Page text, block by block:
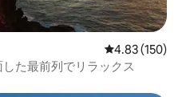
レビュー150
4.83 (150)
た最前列でリラックス